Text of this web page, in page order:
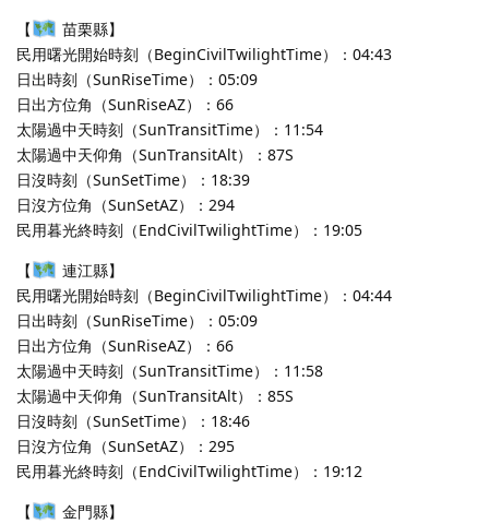
【
苗栗縣】
民用曙光開始時刻（BeginCivilTwilightTime）：04:43
日出時刻（SunRiseTime）：05:09
日出方位角（SunRiseAZ）：66
太陽過中天時刻（SunTransitTime）：11:54
太陽過中天仰角（SunTransitAlt）：87S
日沒時刻（SunSetTime）：18:39
日沒方位角（SunSetAZ）：294
民用暮光終時刻（EndCivilTwilightTime）：19:05
【
連江縣】
民用曙光開始時刻（BeginCivilTwilightTime）：04:44
日出時刻（SunRiseTime）：05:09
日出方位角（SunRiseAZ）：66
太陽過中天時刻（SunTransitTime）：11:58
太陽過中天仰角（SunTransitAlt）：85S
日沒時刻（SunSetTime）：18:46
日沒方位角（SunSetAZ）：295
民用暮光終時刻（EndCivilTwilightTime）：19:12
【
金門縣】